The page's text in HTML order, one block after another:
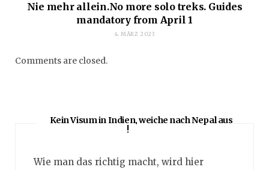
Nie mehr allein.No more solo treks. Guides
mandatory from April 1
4. MÄRZ 2023
Comments are closed.
Kein Visum in Indien, weiche nach Nepal aus
!
Wie man das richtig macht, wird hier